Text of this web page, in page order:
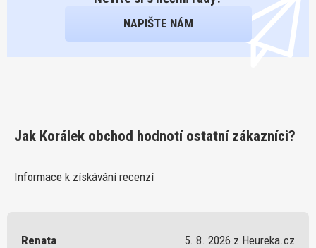
NAPIŠTE NÁM
Jak Korálek obchod hodnotí ostatní zákazníci?
Informace k získávání recenzí
Renata
5. 8. 2026 z Heureka.cz